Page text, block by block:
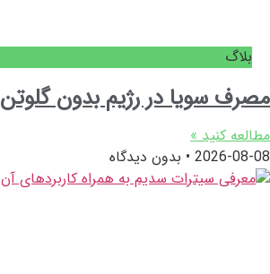
بلاگ
مصرف سویا در رژیم بدون گلوتن
مطالعه کنید »
2026-08-08
بدون دیدگاه